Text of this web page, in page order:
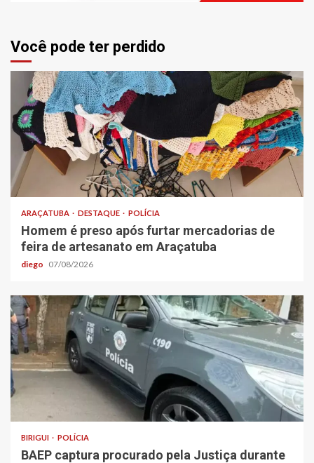
Você pode ter perdido
ARAÇATUBA DESTAQUE POLÍCIA
Homem é preso após furtar mercadorias de
feira de artesanato em Araçatuba
diego 07/08/2026
BIRIGUI POLÍCIA
BAEP captura procurado pela Justiça durante